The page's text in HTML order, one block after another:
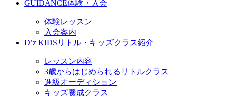
GUIDANCE体験・入会
体験レッスン
入会案内
D’z KIDS リトル・キッズクラス紹介
レッスン内容
3歳からはじめられるリトルクラス
進級オーディション
キッズ養成クラス